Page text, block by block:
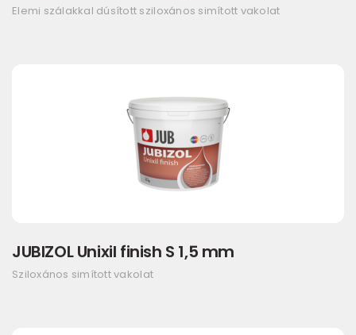
Elemi szálakkal dúsított sziloxános simított vakolat
JUBIZOL Unixil finish S 1,5 mm
Sziloxános simított vakolat